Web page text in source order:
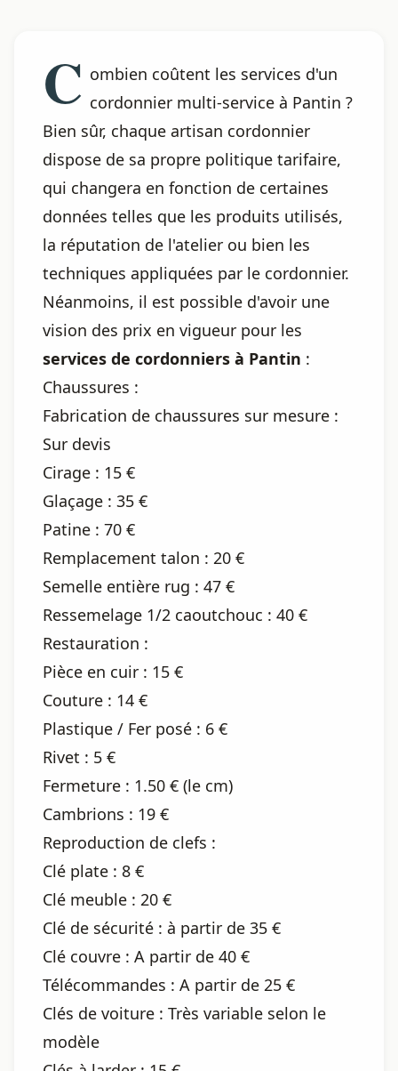
C ombien coûtent les services d'un
cordonnier multi-service à Pantin ?
Bien sûr, chaque artisan cordonnier
dispose de sa propre politique tarifaire,
qui changera en fonction de certaines
données telles que les produits utilisés,
la réputation de l'atelier ou bien les
techniques appliquées par le cordonnier.
Néanmoins, il est possible d'avoir une
vision des prix en vigueur pour les
services de cordonniers à Pantin :
Chaussures :
Fabrication de chaussures sur mesure :
Sur devis
Cirage : 15 €
Glaçage : 35 €
Patine : 70 €
Remplacement talon : 20 €
Semelle entière rug : 47 €
Ressemelage 1/2 caoutchouc : 40 €
Restauration :
Pièce en cuir : 15 €
Couture : 14 €
Plastique / Fer posé : 6 €
Rivet : 5 €
Fermeture : 1.50 € (le cm)
Cambrions : 19 €
Reproduction de clefs :
Clé plate : 8 €
Clé meuble : 20 €
Clé de sécurité : à partir de 35 €
Clé couvre : A partir de 40 €
Télécommandes : A partir de 25 €
Clés de voiture : Très variable selon le
modèle